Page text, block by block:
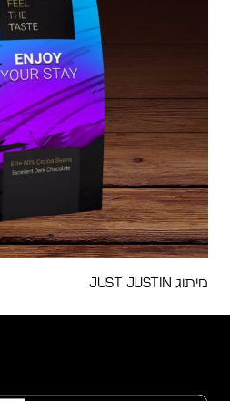
מיתוג Just Justin